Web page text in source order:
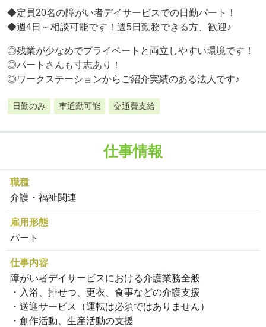
◆定員20名の障がい者デイサービスでの日勤パート！
◆週4日～相談可能です！週5日勤務できる方、歓迎♪
◎残業が少なめでプライベートと両立しやすい環境です！
◎パートさんも寸志あり！
◎ワークステーションからご紹介実績のある法人です♪
日勤のみ 車通勤可能 交通費支給
仕事情報
職種
介護・福祉関連
雇用形態
パート
仕事内容
障がい者デイサービスにおける介護業務全般
・入浴、排せつ、更衣、食事などの介護支援
・送迎サービス（運転は必須ではありません）
・創作活動、生産活動の支援